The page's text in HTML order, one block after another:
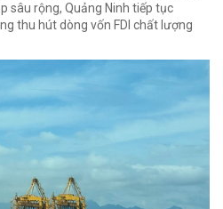
sâu rộng, Quảng Ninh tiếp tục
thu hút dòng vốn FDI chất lượng